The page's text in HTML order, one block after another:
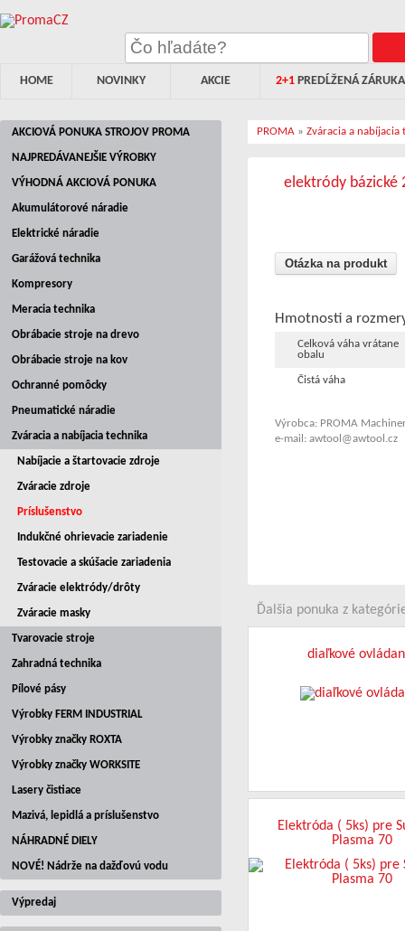
HOME NOVINKY AKCIE 2+1PREDĹŽENÁ ZÁRUKA
AKCIOVÁ PONUKA STROJOV PROMA
NAJPREDÁVANEJŠIE VÝROBKY
VÝHODNÁ AKCIOVÁ PONUKA
Akumulátorové náradie
Elektrické náradie
Garážová technika
Kompresory
Meracia technika
Obrábacie stroje na drevo
Obrábacie stroje na kov
Ochranné pomôcky
Pneumatické náradie
Zváracia a nabíjacia technika
Nabíjacie a štartovacie zdroje
Zváracie zdroje
Príslušenstvo
Indukčné ohrievacie zariadenie
Testovacie a skúšacie zariadenia
Zváracie elektródy/drôty
Zváracie masky
Tvarovacie stroje
Zahradná technika
Pílové pásy
Výrobky FERM INDUSTRIAL
Výrobky značky ROXTA
Výrobky značky WORKSITE
Lasery čistiace
Mazivá, lepidlá a príslušenstvo
NÁHRADNÉ DIELY
NOVÉ! Nádrže na dažďovú vodu
Výpredaj
PROMA »Zváracia a nabíjacia
elektródy bázické
Otázka na produkt
Hmotnosti a
Celková váha vrátane
obalu
Čistá váha
Výrobca: PROMA
e-mail: awtool@awtool.cz
Ďalšia ponuka z
diaľkové
Elektróda ( 5ks) pre
Plasma 70